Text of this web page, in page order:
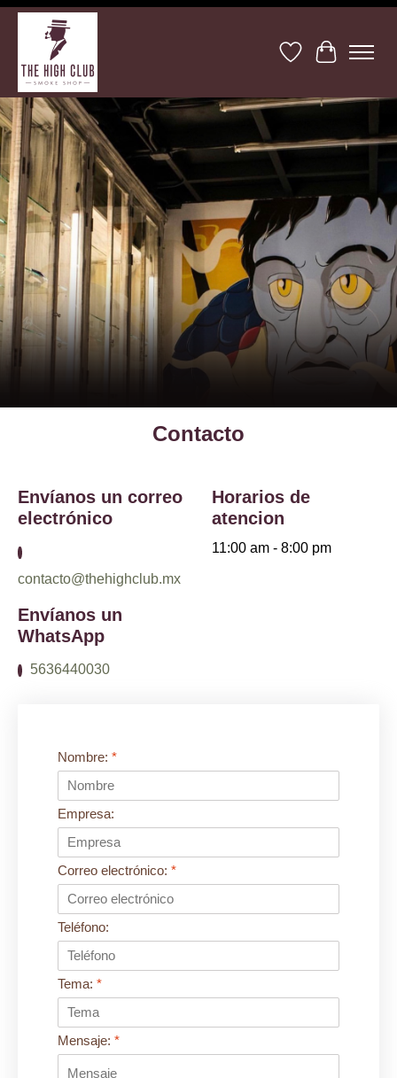
Lista de deseos
Cesta
Contacto
Envíanos un correo
electrónico
contacto@thehighclub.mx
Envíanos un
WhatsApp
5636440030
Horarios de
atencion
11:00 am - 8:00 pm
Nombre: *
Empresa:
Correo electrónico: *
Teléfono:
Tema: *
Mensaje: *